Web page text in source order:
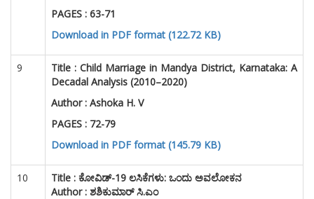
PAGES : 63-71
Download in PDF format (122.72 KB)
9 Title : Child Marriage in Mandya District, Karnataka: A
Decadal Analysis (2010–2020)
Author : Ashoka H. V
PAGES : 72-79
Download in PDF format (145.79 KB)
10 Title : ಕೋವಿಡ್-19 ಲಸಿಕೆಗಳು: ಒಂದು ಅವಲೋಕನ
Author : ಶಶಿಕುಮಾರ್ ಸಿ.ಎಂ